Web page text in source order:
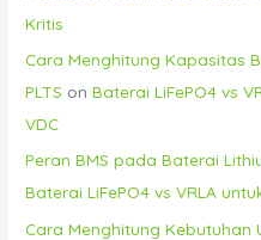
Kritis
Cara Menghitung Kapasitas
PLTS onBaterai LiFePO4 vs
VDC
Peran BMS pada Baterai
Baterai LiFePO4 vs VRLA
Cara Menghitung Kebutuhan